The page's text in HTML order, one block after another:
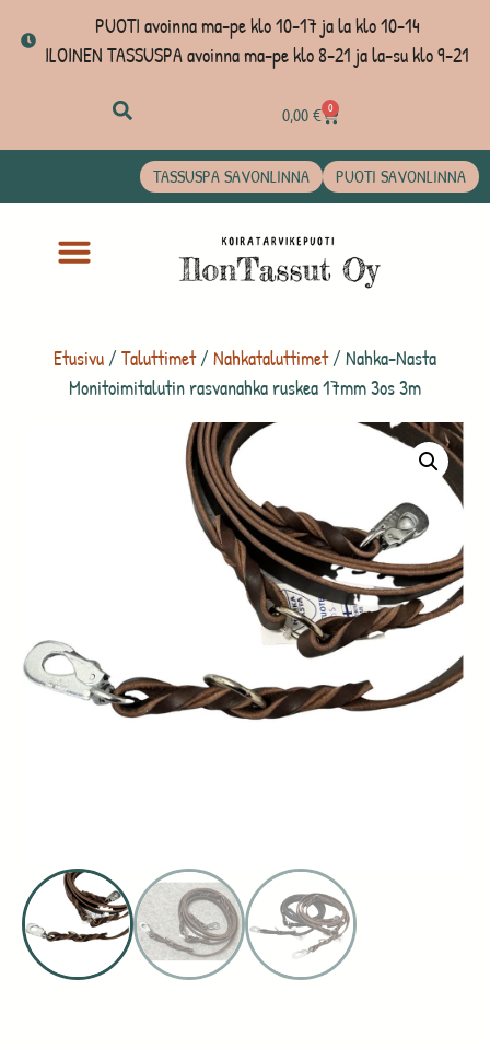
PUOTI avoinna ma-pe klo 10-17 ja la klo 10-14
ILOINEN TASSUSPA avoinna ma-pe klo 8-21 ja la-su klo 9-21
0,00€ 0
TASSUSPA SAVONLINNA PUOTI SAVONLINNA
Etusivu /Taluttimet/Nahkataluttimet/ Nahka-Nasta
Monitoimitalutin rasvanahka ruskea 17mm 3os 3m